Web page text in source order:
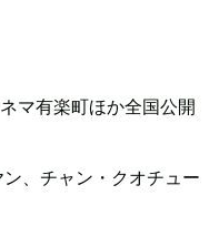
マ有楽町ほか全国公開
、チャン・クオチュー